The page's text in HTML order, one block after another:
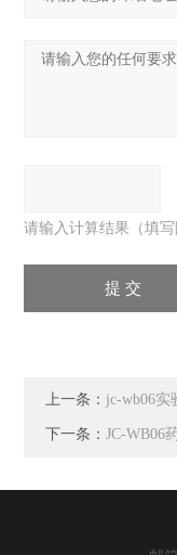
请输入计算结果（填
上一条： jc-wb06实
下一条：JC-WB06